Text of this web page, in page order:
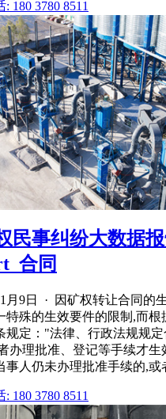
180 3780 8511
民事纠纷大数据
合同
月9日 · 因矿权转让合同的
特殊的生效要件的限制,而根
规定："法律、行政法规规
办理批准、登记等手续才生
事人仍未办理批准手续的,或
180 3780 8511